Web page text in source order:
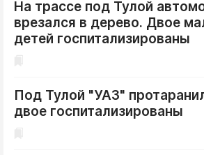
На трассе под Тулой
врезался в дерево. Двое
детей госпитализированы
Под Тулой "УАЗ"
двое госпитализированы